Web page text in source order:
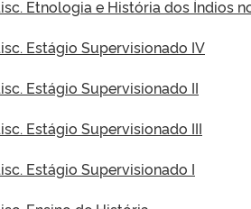
Etnologia e História dos Índios
Estágio Supervisionado IV
Estágio Supervisionado II
Estágio Supervisionado III
Estágio Supervisionado I